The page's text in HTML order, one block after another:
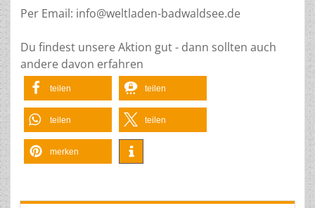
Per Email: info@weltladen-badwaldsee.de
Du findest unsere Aktion gut - dann sollten auch
andere davon erfahren
teilen teilen
teilen teilen
merken